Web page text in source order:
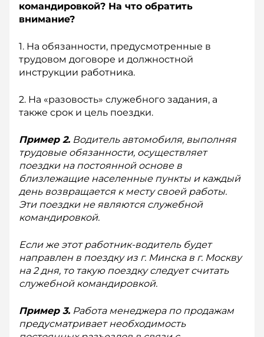
командировкой? На что обратить
внимание?
1. На обязанности, предусмотренные в
трудовом договоре и должност­ной
инструкции работника.
2. На «разовость» служебного задания, а
также срок и цель поездки.
Пример 2. Водитель автомобиля, выполняя
трудовые обязанности, осуществляет
поездки на постоянной основе в
близлежащие населенные пункты и каждый
день возвращается к месту своей работы.
Эти поездки не являются служебной
командировкой.
Если же этот работник-водитель будет
направлен в поездку из г. Мин­ска в г. Москву
на 2 дня, то такую поездку следует считать
служебной командировкой.
Пример 3. Работа менеджера по продажам
предусматривает необходимость